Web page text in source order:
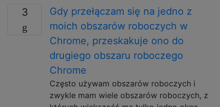
3
Gdy przełączam się na jedno z
moich obszarów roboczych w
Chrome, przeskakuje ono do
drugiego obszaru roboczego
Chrome
Często używam obszarów roboczych i
zwykle mam wiele obszarów roboczych, z